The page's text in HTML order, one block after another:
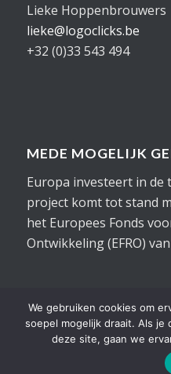
Lieke Hoppenbrouwers
lieke@logoclicks.be
+32 (0)33 543 494
MEDE MOGELIJK
Europa investeert in de
project komt tot stand
het Europees Fonds
Ontwikkeling (EFRO)
Logoclicks • Alle
We gebruiken cookies om
soepel mogelijk draait. Als je
deze site, gaan we